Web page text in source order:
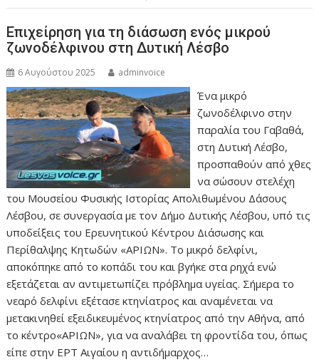
Επιχείρηση για τη διάσωση ενός μικρού
ζωνοδέλφινου στη Δυτική Λέσβο
6 Αυγούστου 2025 adminvoice
Ένα μικρό
ζωνοδέλφινο στην
παραλία του Γαβαθά,
στη Δυτική Λέσβο,
προσπαθούν από χθες
να σώσουν στελέχη
του Μουσείου Φυσικής Ιστορίας Απολιθωμένου Δάσους
Λέσβου, σε συνεργασία με τον Δήμο Δυτικής Λέσβου, υπό τις
υποδείξεις του Ερευνητικού Κέντρου Διάσωσης και
Περίθαλψης Κητωδών «ΑΡΙΩΝ». Το μικρό δελφίνι,
αποκόπηκε από το κοπάδι του και βγήκε στα ρηχά ενώ
εξετάζεται αν αντιμετωπίζει πρόβλημα υγείας. Σήμερα το
νεαρό δελφίνι εξέτασε κτηνίατρος και αναμένεται να
μετακινηθεί εξειδικευμένος κτηνίατρος από την Αθήνα, από
το κέντρο«ΑΡΙΩΝ», για να αναλάβει τη φροντίδα του, όπως
είπε στην ΕΡΤ Αιγαίου η αντιδήμαρχος…